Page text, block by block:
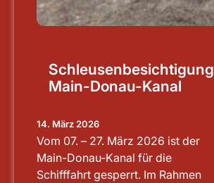
Schleusenbesichtigung
Main-Donau-Kanal
14. März 2026
Vom 07. – 27. März 2026 ist der
Main-Donau-Kanal für die
Schifffahrt gesperrt. Im Rahmen